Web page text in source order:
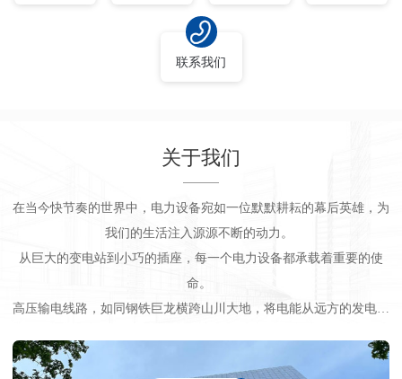
联系我们
关于我们
在当今快节奏的世界中，电力设备宛如一位默默耕耘的幕后英雄，为
我们的生活注入源源不断的动力。
从巨大的变电站到小巧的插座，每一个电力设备都承载着重要的使
命。
高压输电线路，如同钢铁巨龙横跨山川大地，将电能从远方的发电厂